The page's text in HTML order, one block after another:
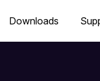
Downloads